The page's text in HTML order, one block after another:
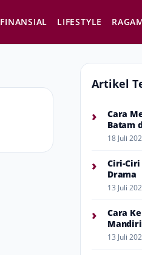
FINANSIAL LIFESTYLE
Artikel
›
Cara
Batam
18 Juli
›
Ciri-Ciri
Drama
13 Juli
›
Cara
Mandiri
13 Juli